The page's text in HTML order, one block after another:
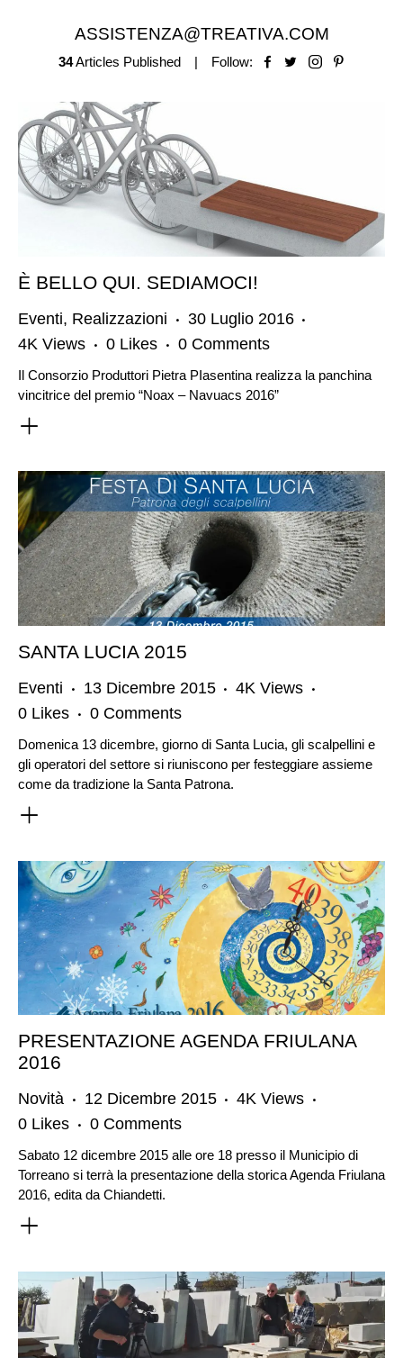
ASSISTENZA@TREATIVA.COM
34Articles Published Follow: Facebook
TwitterInstagram
Pinterest
È BELLO QUI. SEDIAMOCI!
Eventi, Realizzazioni
30 Luglio 2016
4K Views 0 Likes 0 Comments
Il Consorzio Produttori Pietra PIasentina realizza la panchina
vincitrice del premio “Noax – Navuacs 2016”
SANTA LUCIA 2015
Eventi 13 Dicembre 2015 4K Views
0 Likes 0 Comments
Domenica 13 dicembre, giorno di Santa Lucia, gli scalpellini e
gli operatori del settore si riuniscono per festeggiare assieme
come da tradizione la Santa Patrona.
PRESENTAZIONE AGENDA FRIULANA
2016
Novità 12 Dicembre 2015 4K Views
0 Likes 0 Comments
Sabato 12 dicembre 2015 alle ore 18 presso il Municipio di
Torreano si terrà la presentazione della storica Agenda Friulana
2016, edita da Chiandetti.